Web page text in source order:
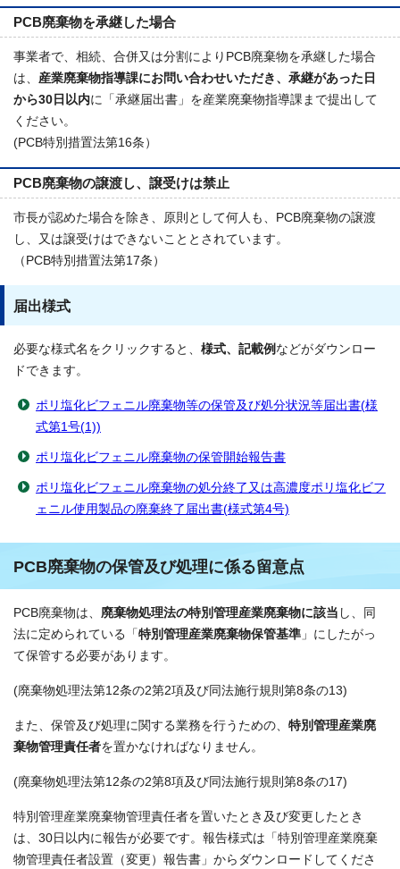
PCB廃棄物を承継した場合
事業者で、相続、合併又は分割によりPCB廃棄物を承継した場合
は、 産業廃棄物指導課にお問い合わせいただき、承継があった日
から30日以内に「承継届出書」を産業廃棄物指導課まで提出して
ください。
(PCB特別措置法第16条）
PCB廃棄物の譲渡し、譲受けは禁止
市長が認めた場合を除き、原則として何人も、PCB廃棄物の譲渡
し、又は譲受けはできないこととされています。
（PCB特別措置法第17条）
届出様式
必要な様式名をクリックすると、 様式、記載例 などがダウンロー
ドできます。
ポリ塩化ビフェニル廃棄物等の保管及び処分状況等届出書(様
式第1号(1))
ポリ塩化ビフェニル廃棄物の保管開始報告書
ポリ塩化ビフェニル廃棄物の処分終了又は高濃度ポリ塩化ビフ
ェニル使用製品の廃棄終了届出書(様式第4号)
PCB廃棄物の保管及び処理に係る留意点
PCB廃棄物は、 廃棄物処理法の特別管理産業廃棄物に該当 し、同
法に定められている「特別管理産業廃棄物保管基準 」にしたがっ
て保管する必要があります。
(廃棄物処理法第12条の2第2項及び同法施行規則第8条の13)
また、保管及び処理に関する業務を行うための、 特別管理産業廃
棄物管理責任者を置かなければなりません。
(廃棄物処理法第12条の2第8項及び同法施行規則第8条の17)
特別管理産業廃棄物管理責任者を置いたとき及び変更したとき
は、30日以内に報告が必要です。報告様式は「特別管理産業廃棄
物管理責任者設置（変更）報告書」からダウンロードしてくださ